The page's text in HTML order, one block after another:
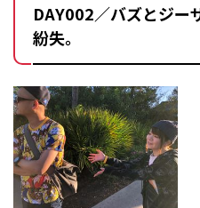
DAY002／バズとジー
紛失。